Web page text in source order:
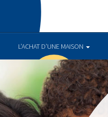
L’ACHAT D’UNE MAISON